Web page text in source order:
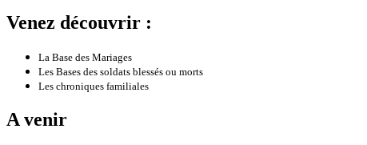
Venez découvrir :
La Base des Mariages
Les Bases des soldats blessés ou morts
Les chroniques familiales
A venir